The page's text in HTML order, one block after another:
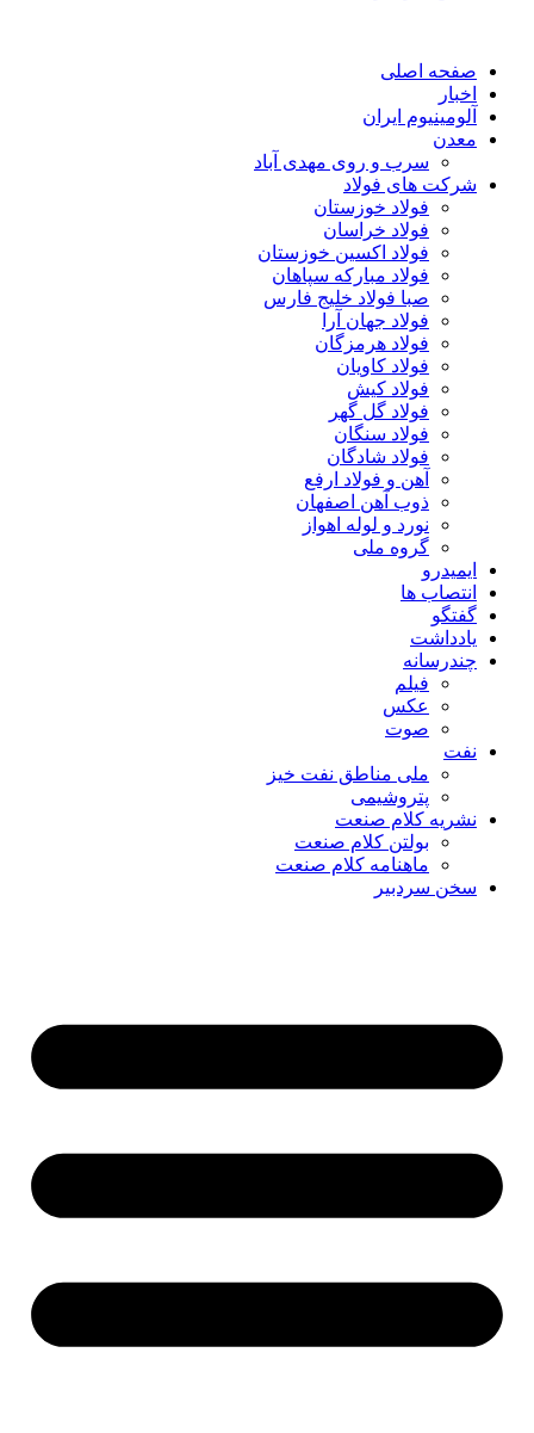
صفحه اصلی
اخبار
آلومینیوم ایران
معدن
سرب و روی مهدی آباد
شرکت های فولاد
فولاد خوزستان
فولاد خراسان
فولاد اکسین خوزستان
فولاد مبارکه سپاهان
صبا فولاد خلیج فارس
فولاد جهان آرا
فولاد هرمزگان
فولاد کاویان
فولاد کیش
فولاد گل گهر
فولاد سنگان
فولاد شادگان
آهن و فولاد ارفع
ذوب آهن اصفهان
نورد و لوله اهواز
گروه ملی
ایمیدرو
انتصاب ها
گفتگو
یادداشت
چندرسانه
فیلم
عکس
صوت
نفت
ملی مناطق نفت خیز
پتروشیمی
نشریه کلام صنعت
بولتن کلام صنعت
ماهنامه کلام صنعت
سخن سردبیر